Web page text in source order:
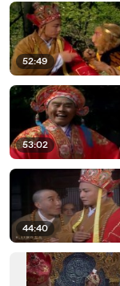
52:49
53:02
44:40